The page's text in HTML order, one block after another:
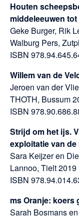
Houten
middeleeuwen tot
Geke Burger, Rik
Walburg Pers,
ISBN
Willem van de
Jeroen van der
THOTH, Bussum
ISBN
Strijd om het ijs.
exploitatie van
Sara Keijzer en
Lannoo, Tielt 2019
ISBN
ms Oranje: koers
Sarah Bosmans